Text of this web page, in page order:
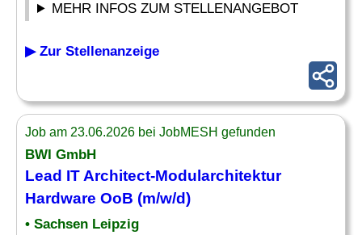
MEHR INFOS ZUM STELLENANGEBOT
▶ Zur Stellenanzeige
Job am 23.06.2026 bei JobMESH gefunden
BWI GmbH
Lead IT Architect-Modularchitektur
Hardware OoB (m/w/d)
• Sachsen Leipzig